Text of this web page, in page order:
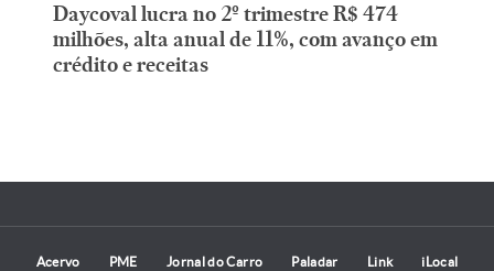
Daycoval lucra no 2º trimestre R$ 474
milhões, alta anual de 11%, com avanço em
crédito e receitas
Acervo PME Jornal do Carro Paladar Link iLocal